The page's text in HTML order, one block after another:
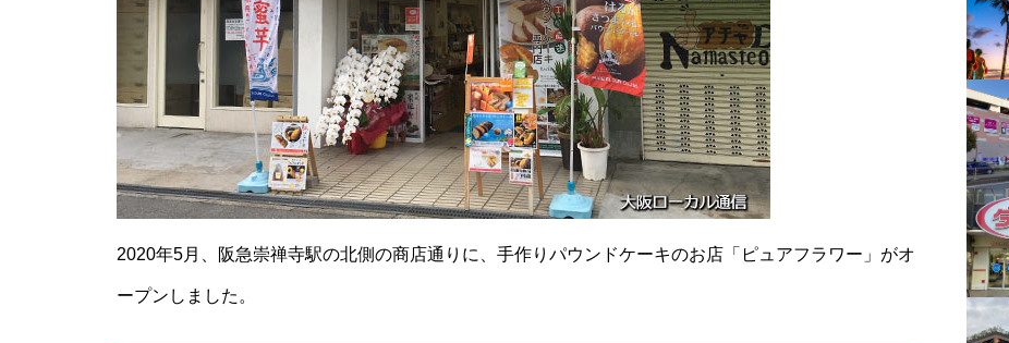
2020年5月、阪急崇禅寺駅の北側の商店通りに、手作りパウンドケーキのお店「ピュアフラワー」がオ
ープンしました。